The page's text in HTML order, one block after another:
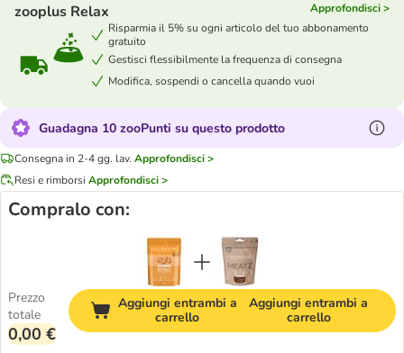
zooplus Relax
Approfondisci >
Risparmia il 5% su ogni articolo del tuo abbonamento
gratuito
Gestisci flessibilmente la frequenza di consegna
Modifica, sospendi o cancella quando vuoi
Guadagna 10 zooPunti su questo prodotto
Consegna in 2-4 gg. lav. Approfondisci >
Resi e rimborsi Approfondisci >
Compralo con:
Prezzo
totale
0,00 €
Aggiungi entrambi a
carrello
Aggiungi entrambi a
carrello